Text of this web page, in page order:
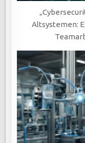
Altsystemen: